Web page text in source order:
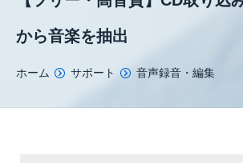
から音楽を抽出
You are here:
ホーム サポート 音声録音・編集